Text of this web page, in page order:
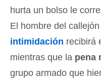
hurta un bolso le
El hombre del
intimidación recibirá
mientras que la pena
grupo armado que